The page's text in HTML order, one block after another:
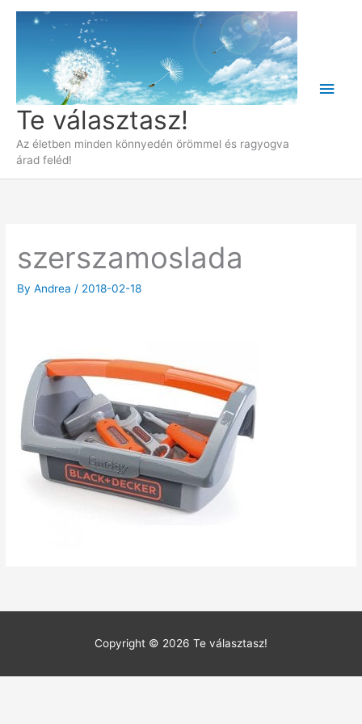
Skip
Te választasz!
Az életben minden könnyedén örömmel és ragyogva
árad feléd!
Main
szerszamoslada
ByAndrea / 2018-02-18
Copyright © 2026 Te választasz!